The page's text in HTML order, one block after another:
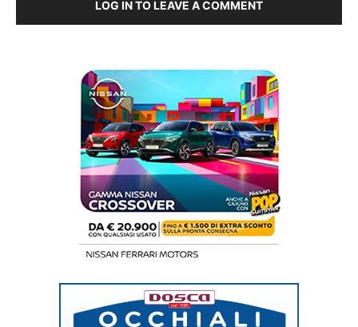
LOG IN TO LEAVE A COMMENT